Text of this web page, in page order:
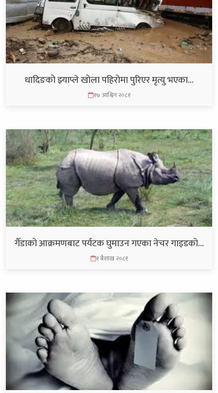
धादिङको झ्याप्ले खोला पहिरोमा पुरिएर मृत्यु भएका…
१७ आश्विन २०८१
गैँडाको आक्रमणबाट पर्यटक घुमाउन गएका नेचर गाइडको…
१ बैशाख २०८१